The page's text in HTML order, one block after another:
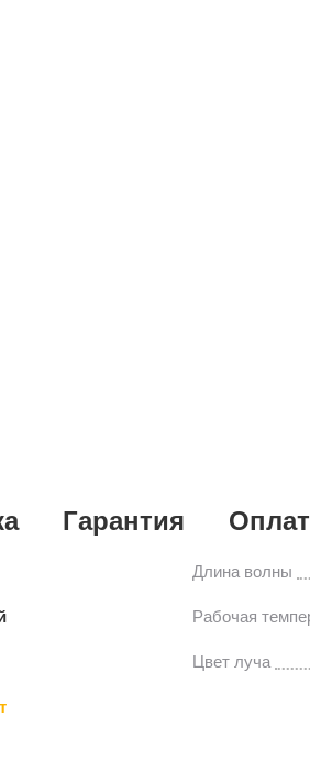
Гарантия
Длина волны
Рабочая
Цвет луча